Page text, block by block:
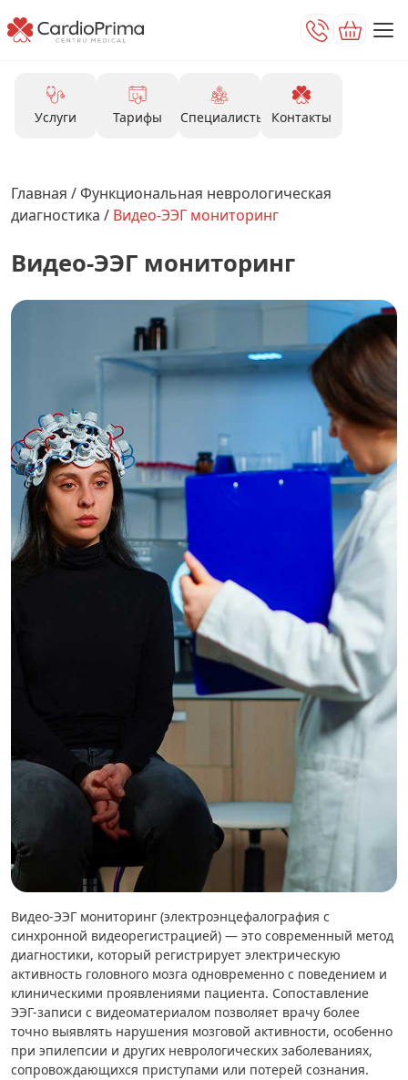
Услуги Тарифы Специалисты Контакты
Главная /Функциональная неврологическая
диагностика / Видео-ЭЭГ мониторинг
Видео-ЭЭГ мониторинг
Видео-ЭЭГ мониторинг (электроэнцефалография с
синхронной видеорегистрацией) — это современный метод
диагностики, который регистрирует электрическую
активность головного мозга одновременно с поведением и
клиническими проявлениями пациента. Сопоставление
ЭЭГ-записи с видеоматериалом позволяет врачу более
точно выявлять нарушения мозговой активности, особенно
при эпилепсии и других неврологических заболеваниях,
сопровождающихся приступами или потерей сознания.